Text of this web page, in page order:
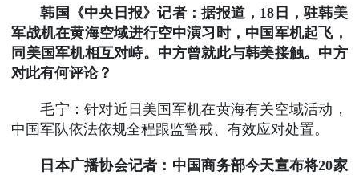
韩国《中央日报》记者：据报道，18日，驻韩美
军战机在黄海空域进行空中演习时，中国军机起飞，
同美国军机相互对峙。中方曾就此与韩美接触。中方
对此有何评论？
毛宁：针对近日美国军机在黄海有关空域活动，
中国军队依法依规全程跟监警戒、有效应对处置。
日本广播协会记者：中国商务部今天宣布将20家